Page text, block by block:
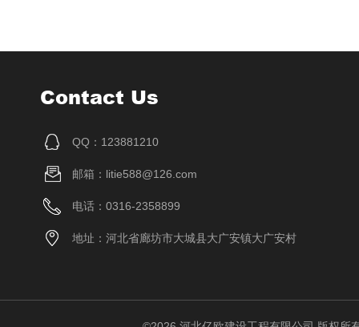
Contact Us
QQ：123881210
邮箱：litie588@126.com
电话：0316-2358899
地址：河北省廊坊市大城县大广安镇大广安村